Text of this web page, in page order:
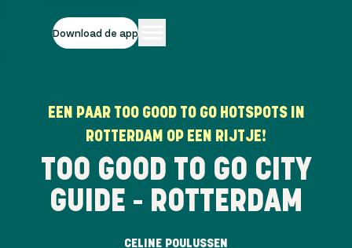
Download de app
EEN PAAR TOO GOOD TO GO HOTSPOTS IN
ROTTERDAM OP EEN RIJTJE!
TOO GOOD TO GO CITY
GUIDE - ROTTERDAM
CELINE POULUSSEN